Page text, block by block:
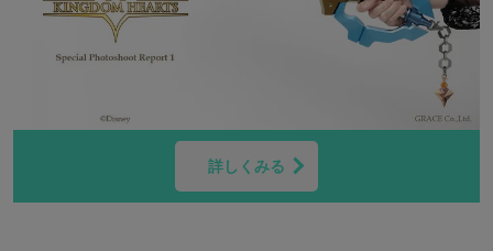
詳しくみる